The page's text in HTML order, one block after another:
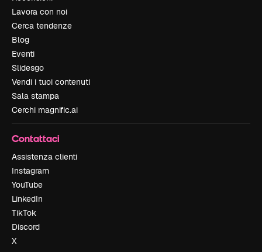
Lavora con noi
Cerca tendenze
Blog
Eventi
Slidesgo
Vendi i tuoi contenuti
Sala stampa
Cerchi magnific.ai
Contattaci
Assistenza clienti
Instagram
YouTube
LinkedIn
TikTok
Discord
X